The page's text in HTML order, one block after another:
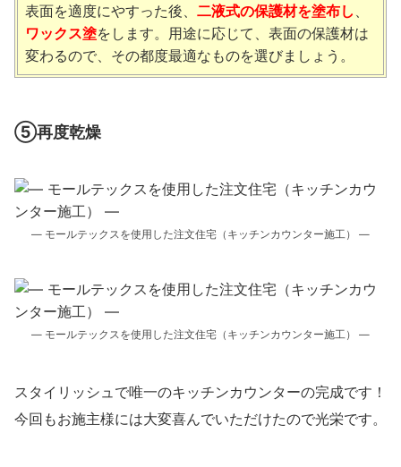
表面を適度にやすった後、 二液式の保護材を塗布し
ワックス塗をします。用途に応じて、表面の保護材は
変わるので、その都度最適なものを選びましょう。
⑤再度乾燥
― モールテックスを使用した注文住宅（キッチンカウンター施工） ―
― モールテックスを使用した注文住宅（キッチンカウンター施工） ―
スタイリッシュで唯一のキッチンカウンターの完成です！
今回もお施主様には大変喜んでいただけたので光栄です。